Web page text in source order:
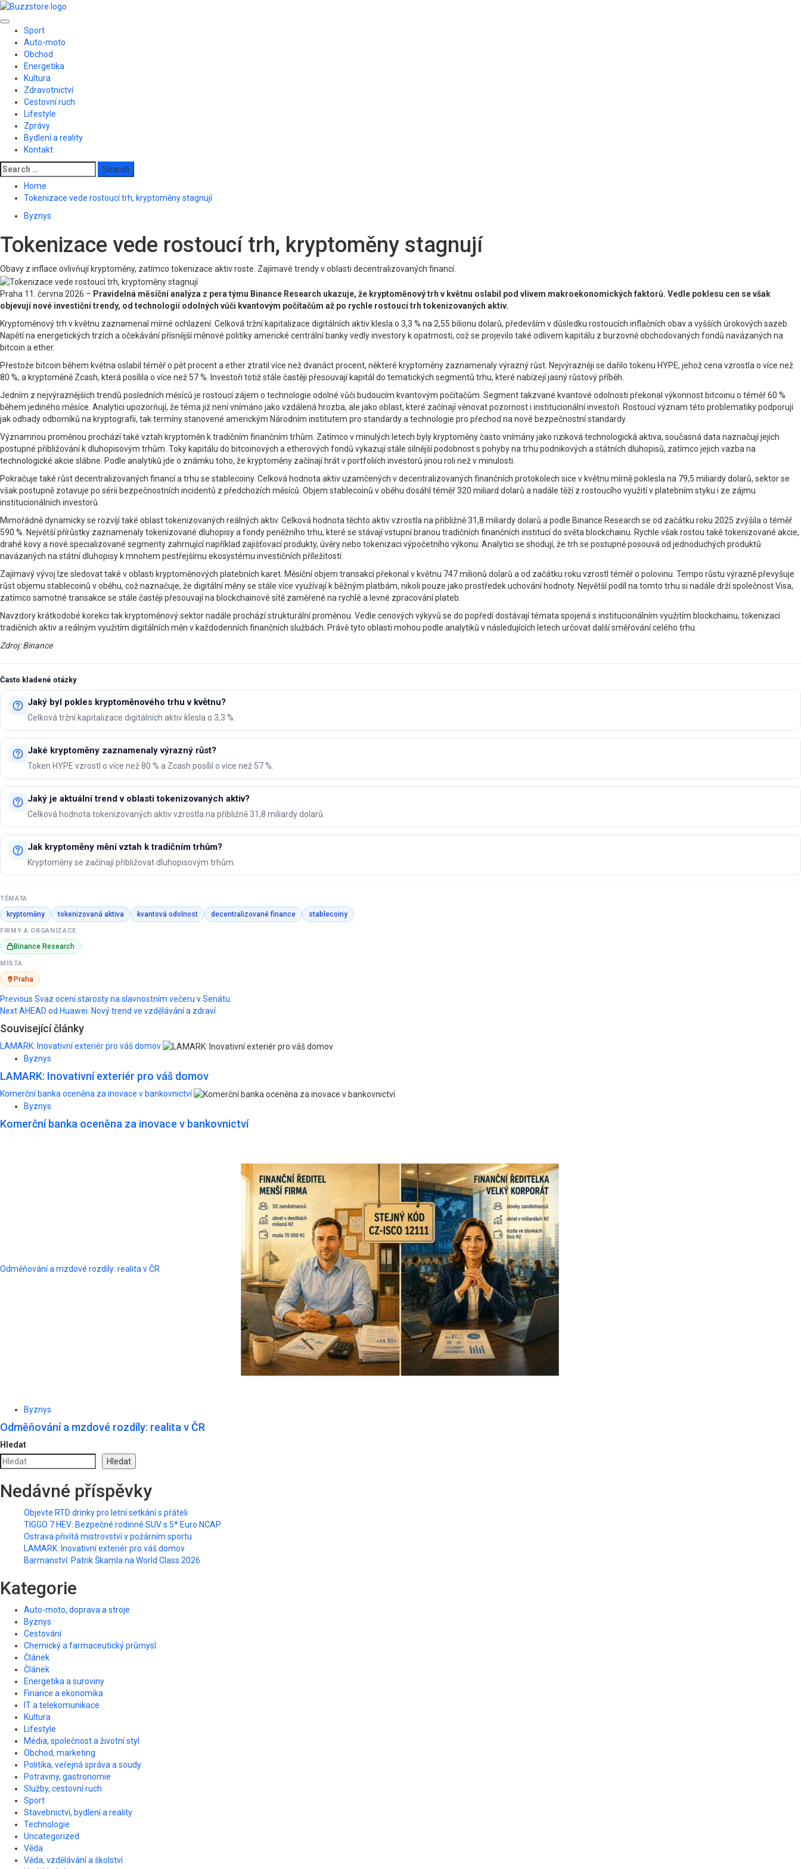
Skip
content
Primary
Menu
Sport
Auto-moto
Obchod
Energetika
Kultura
Zdravotnictví
Cestovní ruch
Lifestyle
Zprávy
Bydlení a reality
Kontakt
Search
for:
Home
Tokenizace vede rostoucí trh, kryptoměny stagnují
Byznys
Tokenizace vede rostoucí trh, kryptoměny stagnují
Obavy z inflace ovlivňují kryptoměny, zatímco tokenizace aktiv roste. Zajímavé trendy v oblasti decentralizovaných financí.
Praha 11. června 2026 – Pravidelná měsíční analýza z pera týmu Binance Research ukazuje, že kryptoměnový trh v květnu oslabil pod vlivem makroekonomických faktorů. Vedle poklesu cen se však
objevují nové investiční trendy, od technologií odolných vůči kvantovým počítačům až po rychle rostoucí trh tokenizovaných aktiv.
Kryptoměnový trh v květnu zaznamenal mírné ochlazení. Celková tržní kapitalizace digitálních aktiv klesla o 3,3 % na 2,55 bilionu dolarů, především v důsledku rostoucích inflačních obav a vyšších úrokových sazeb.
Napětí na energetických trzích a očekávání přísnější měnové politiky americké centrální banky vedly investory k opatrnosti, což se projevilo také odlivem kapitálu z burzovně obchodovaných fondů navázaných na
bitcoin a ether.
Přestože bitcoin během května oslabil téměř o pět procent a ether ztratil více než dvanáct procent, některé kryptoměny zaznamenaly výrazný růst. Nejvýrazněji se dařilo tokenu HYPE, jehož cena vzrostla o více než
80 %, a kryptoměně Zcash, která posílila o více než 57 %. Investoři totiž stále častěji přesouvají kapitál do tematických segmentů trhu, které nabízejí jasný růstový příběh.
Jedním z nejvýraznějších trendů posledních měsíců je rostoucí zájem o technologie odolné vůči budoucím kvantovým počítačům. Segment takzvané kvantové odolnosti překonal výkonnost bitcoinu o téměř 60 %
během jediného měsíce. Analytici upozorňují, že téma již není vnímáno jako vzdálená hrozba, ale jako oblast, které začínají věnovat pozornost i institucionální investoři. Rostoucí význam této problematiky podporují
jak odhady odborníků na kryptografii, tak termíny stanovené americkým Národním institutem pro standardy a technologie pro přechod na nové bezpečnostní standardy.
Významnou proměnou prochází také vztah kryptoměn k tradičním finančním trhům. Zatímco v minulých letech byly kryptoměny často vnímány jako riziková technologická aktiva, současná data naznačují jejich
postupné přibližování k dluhopisovým trhům. Toky kapitálu do bitcoinových a etherových fondů vykazují stále silnější podobnost s pohyby na trhu podnikových a státních dluhopisů, zatímco jejich vazba na
technologické akcie slábne. Podle analytiků jde o známku toho, že kryptoměny začínají hrát v portfoliích investorů jinou roli než v minulosti.
Pokračuje také růst decentralizovaných financí a trhu se stablecoiny. Celková hodnota aktiv uzamčených v decentralizovaných finančních protokolech sice v květnu mírně poklesla na 79,5 miliardy dolarů, sektor se
však postupně zotavuje po sérii bezpečnostních incidentů z předchozích měsíců. Objem stablecoinů v oběhu dosáhl téměř 320 miliard dolarů a nadále těží z rostoucího využití v platebním styku i ze zájmu
institucionálních investorů.
Mimořádně dynamicky se rozvíjí také oblast tokenizovaných reálných aktiv. Celková hodnota těchto aktiv vzrostla na přibližně 31,8 miliardy dolarů a podle Binance Research se od začátku roku 2025 zvýšila o téměř
590 %. Největší přírůstky zaznamenaly tokenizované dluhopisy a fondy peněžního trhu, které se stávají vstupní branou tradičních finančních institucí do světa blockchainu. Rychle však rostou také tokenizované akcie,
drahé kovy a nové specializované segmenty zahrnující například zajišťovací produkty, úvěry nebo tokenizaci výpočetního výkonu. Analytici se shodují, že trh se postupně posouvá od jednoduchých produktů
navázaných na státní dluhopisy k mnohem pestřejšímu ekosystému investičních příležitostí.
Zajímavý vývoj lze sledovat také v oblasti kryptoměnových platebních karet. Měsíční objem transakcí překonal v květnu 747 milionů dolarů a od začátku roku vzrostl téměř o polovinu. Tempo růstu výrazně převyšuje
růst objemu stablecoinů v oběhu, což naznačuje, že digitální měny se stále více využívají k běžným platbám, nikoli pouze jako prostředek uchování hodnoty. Největší podíl na tomto trhu si nadále drží společnost Visa,
zatímco samotné transakce se stále častěji přesouvají na blockchainové sítě zaměřené na rychlé a levné zpracování plateb.
Navzdory krátkodobé korekci tak kryptoměnový sektor nadále prochází strukturální proměnou. Vedle cenových výkyvů se do popředí dostávají témata spojená s institucionálním využitím blockchainu, tokenizací
tradičních aktiv a reálným využitím digitálních měn v každodenních finančních službách. Právě tyto oblasti mohou podle analytiků v následujících letech určovat další směřování celého trhu.
Zdroj: Binance
Často kladené otázky
Jaký byl pokles kryptoměnového trhu v květnu?
Celková tržní kapitalizace digitálních aktiv klesla o 3,3 %.
Jaké kryptoměny zaznamenaly výrazný růst?
Token HYPE vzrostl o více než 80 % a Zcash posílil o více než 57 %.
Jaký je aktuální trend v oblasti tokenizovaných aktiv?
Celková hodnota tokenizovaných aktiv vzrostla na přibližně 31,8 miliardy dolarů.
Jak kryptoměny mění vztah k tradičním trhům?
Kryptoměny se začínají přibližovat dluhopisovým trhům.
TÉMATA
kryptoměny tokenizovaná aktiva kvantová odolnost decentralizované finance stablecoiny
FIRMY A ORGANIZACE
Binance Research
MÍSTA
Praha
Post
navigation
Previous Svaz ocení starosty na slavnostním večeru v Senátu
NextAHEAD od Huawei: Nový trend ve vzdělávání a zdraví
Související články
LAMARK: Inovativní exteriér pro váš domov
Byznys
LAMARK: Inovativní exteriér pro váš domov
Komerční banka oceněna za inovace v bankovnictví
Byznys
Komerční banka oceněna za inovace v bankovnictví
Odměňování a mzdové rozdíly: realita v ČR
Byznys
Odměňování a mzdové rozdíly: realita v ČR
Hledat
Hledat
Nedávné příspěvky
Objevte RTD drinky pro letní setkání s přáteli
TIGGO 7 HEV: Bezpečné rodinné SUV s 5* Euro NCAP
Ostrava přivítá mistrovství v požárním sportu
LAMARK: Inovativní exteriér pro váš domov
Barmanství: Patrik Škamla na World Class 2026
Kategorie
Auto-moto, doprava a stroje
Byznys
Cestování
Chemický a farmaceutický průmysl
Článek
Článek
Energetika a suroviny
Finance a ekonomika
IT a telekomunikace
Kultura
Lifestyle
Média, společnost a životní styl
Obchod, marketing
Politika, veřejná správa a soudy
Potraviny, gastronomie
Služby, cestovní ruch
Sport
Stavebnictví, bydlení a reality
Technologie
Uncategorized
Věda
Věda, vzdělávání a školství